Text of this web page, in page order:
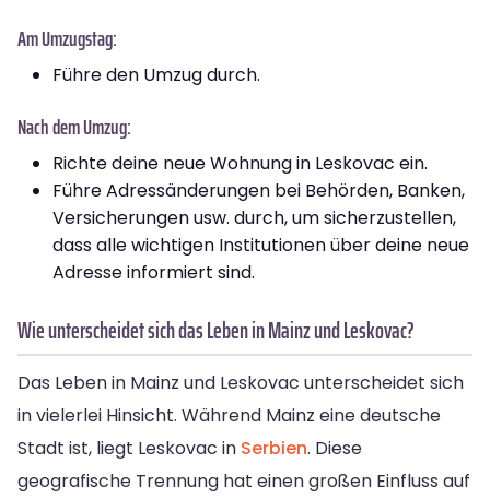
Am Umzugstag:
Führe den Umzug durch.
Nach dem Umzug:
Richte deine neue Wohnung in Leskovac ein.
Führe Adressänderungen bei Behörden, Banken,
Versicherungen usw. durch, um sicherzustellen,
dass alle wichtigen Institutionen über deine neue
Adresse informiert sind.
Wie unterscheidet sich das Leben in Mainz und Leskovac?
Das Leben in Mainz und Leskovac unterscheidet sich
in vielerlei Hinsicht. Während Mainz eine deutsche
Stadt ist, liegt Leskovac in Serbien. Diese
geografische Trennung hat einen großen Einfluss auf